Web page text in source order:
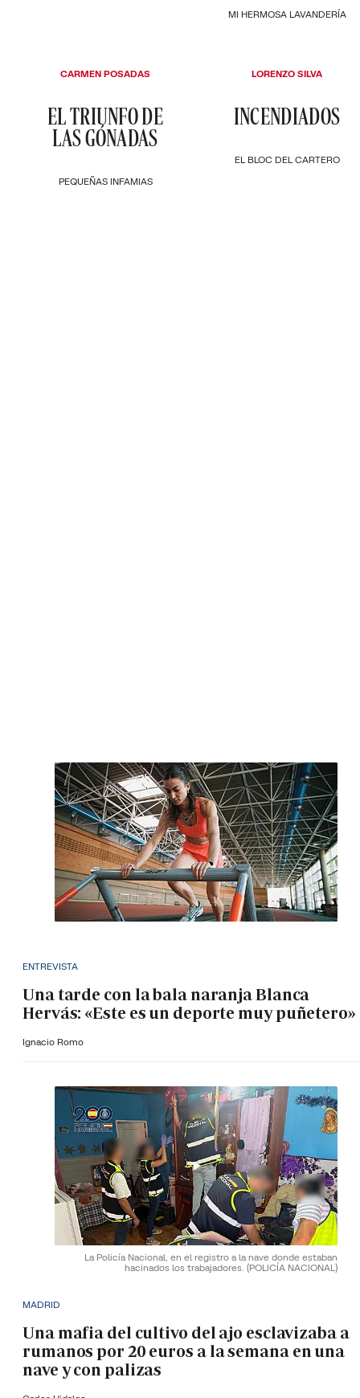
MI HERMOSA LAVANDERÍA
PEQUEÑAS INFAMIAS
EL TRIUNFO DE
LAS GÓNADAS
CARMEN POSADAS
EL BLOC DEL CARTERO
INCENDIADOS
LORENZO SILVA
ENTREVISTA
Una tarde con la bala naranja Blanca
Hervás: «Este es un deporte muy puñetero»
Ignacio Romo
La Policía Nacional, en el registro a la nave donde estaban
hacinados los trabajadores. (POLICÍA NACIONAL)
MADRID
Una mafia del cultivo del ajo esclavizaba a
rumanos por 20 euros a la semana en una
nave y con palizas